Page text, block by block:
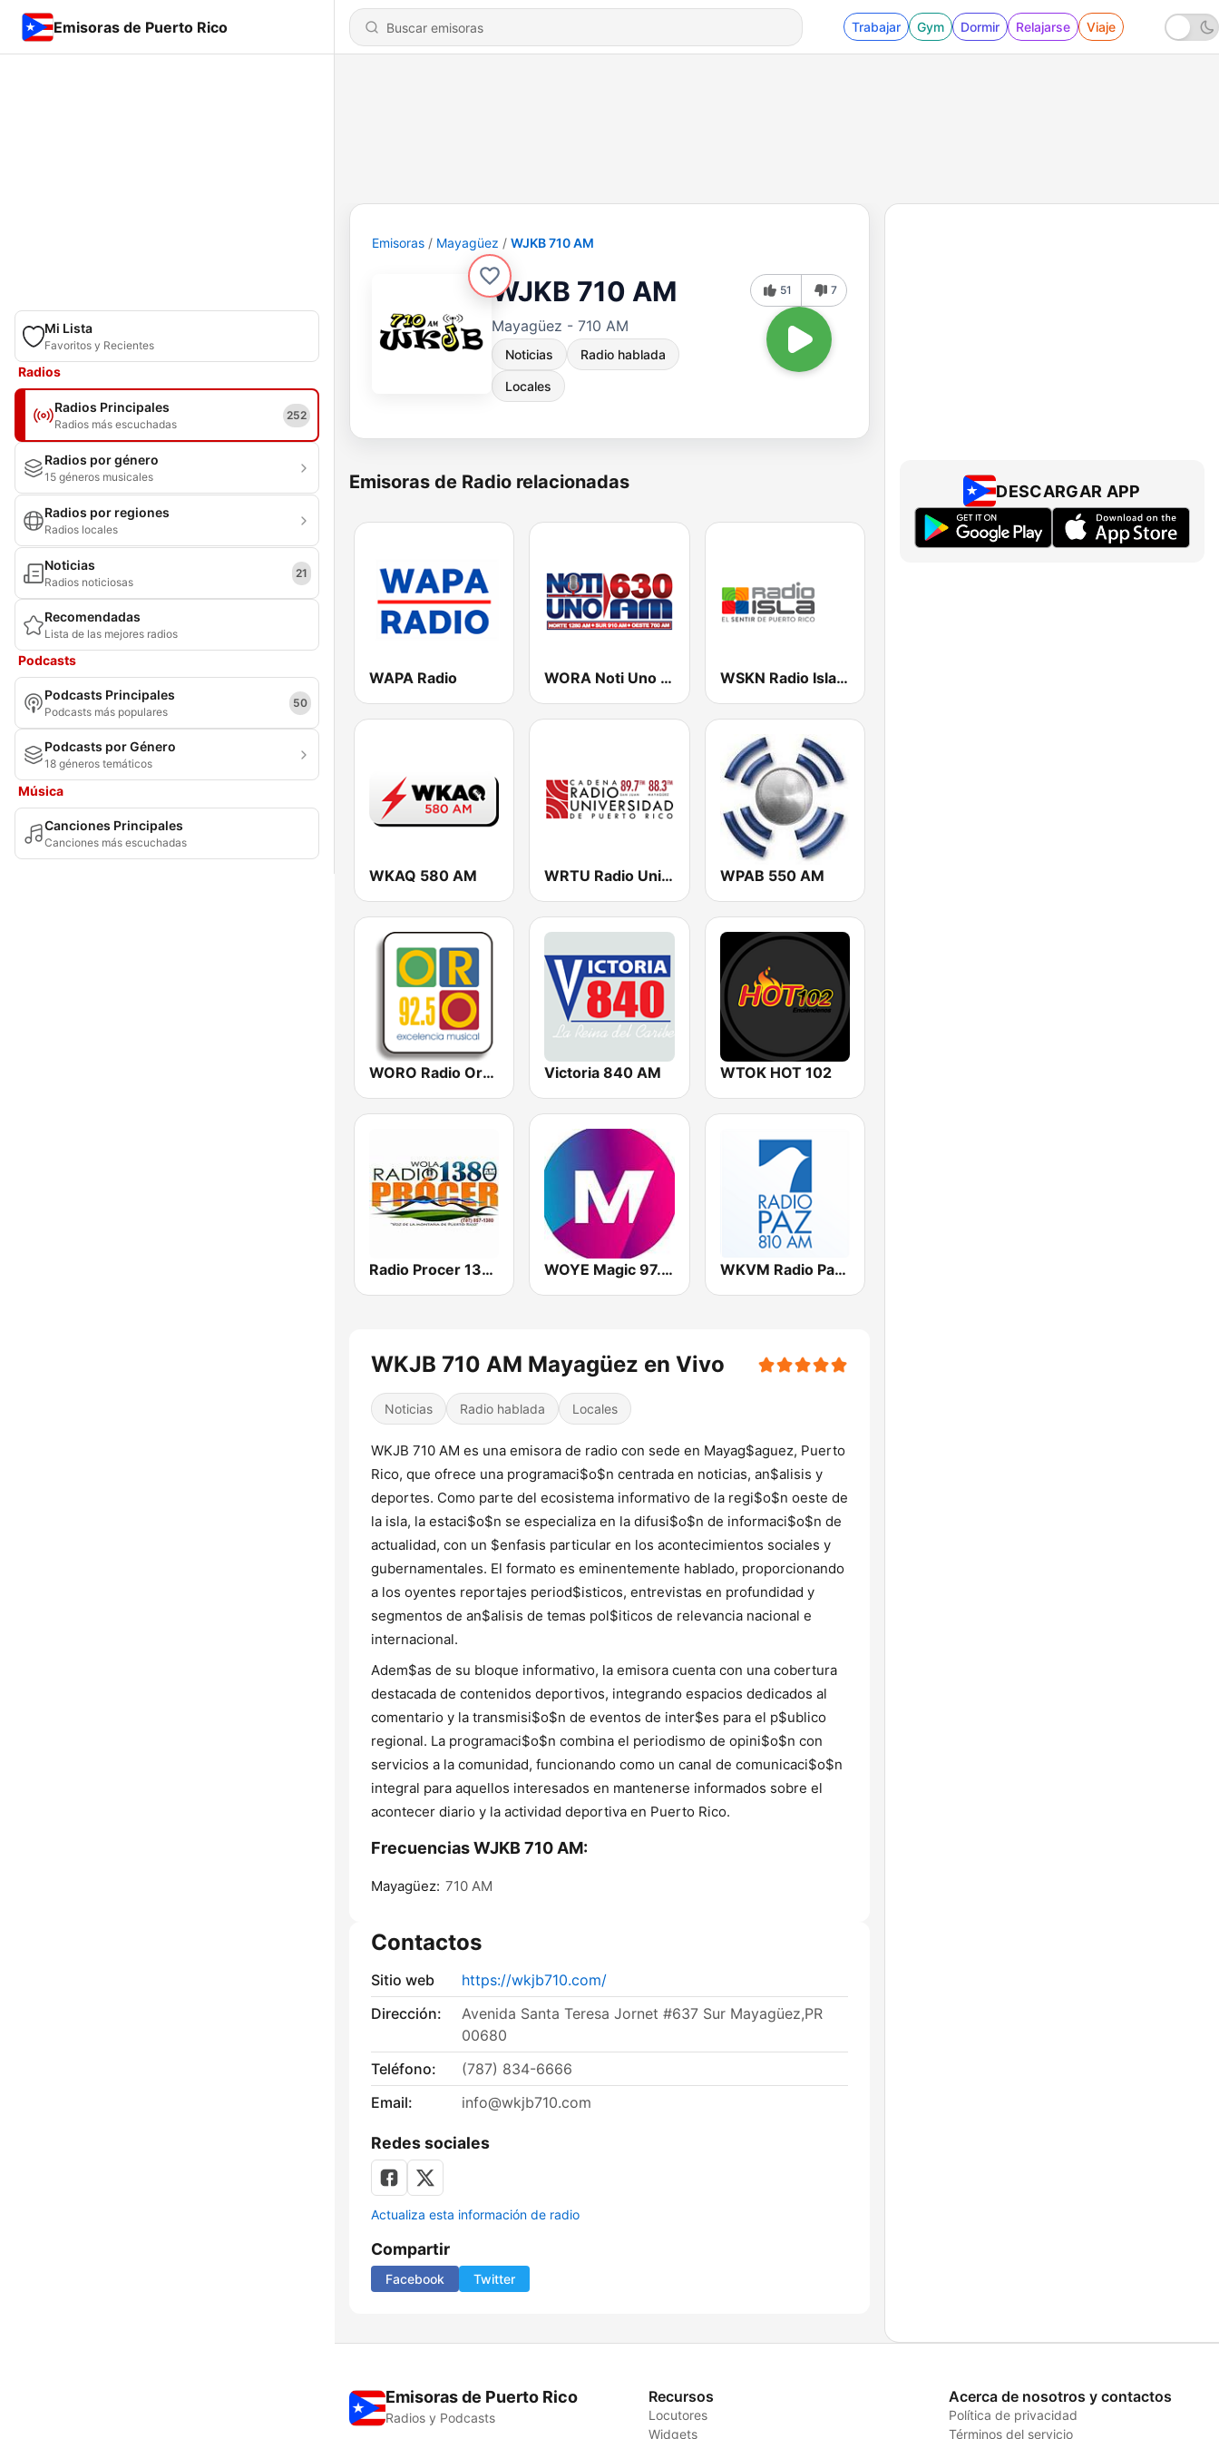
Emisoras de Puerto Rico Trabajar Gym Dormir Relajarse Viaje
Mi Lista
Favoritos y Recientes
Radios
Radios Principales
Radios más escuchadas
252
Radios por género
15 géneros musicales
Radios por regiones
Radios locales
Noticias
Radios noticiosas
21
Recomendadas
Lista de las mejores radios
Podcasts
Podcasts Principales
Podcasts más populares
50
Podcasts por Género
18 géneros temáticos
Música
Canciones Principales
Canciones más escuchadas
Emisoras Mayagüez WJKB 710 AM
WJKB 710 AM
Mayagüez - 710 AM
Noticias Radio hablada
Locales
51 7
Emisoras de Radio relacionadas
WAPA Radio WORA Noti Uno 630 AM WSKN Radio Isla 1320 AM
WKAQ 580 AM WRTU Radio Universidad FM WPAB 550 AM
WORO Radio Oro 92.5 FM Victoria 840 AM WTOK HOT 102
Radio Procer 1380 AM WOYE Magic 97.3 FM WKVM Radio Paz 810 AM
WKJB 710 AM Mayagüez en Vivo
Noticias Radio hablada Locales
WKJB 710 AM es una emisora de radio con sede en Mayag$aguez, Puerto
Rico, que ofrece una programaci$o$n centrada en noticias, an$alisis y
deportes. Como parte del ecosistema informativo de la regi$o$n oeste de
la isla, la estaci$o$n se especializa en la difusi$o$n de informaci$o$n de
actualidad, con un $enfasis particular en los acontecimientos sociales y
gubernamentales. El formato es eminentemente hablado, proporcionando
a los oyentes reportajes period$isticos, entrevistas en profundidad y
segmentos de an$alisis de temas pol$iticos de relevancia nacional e
internacional.
Adem$as de su bloque informativo, la emisora cuenta con una cobertura
destacada de contenidos deportivos, integrando espacios dedicados al
comentario y la transmisi$o$n de eventos de inter$es para el p$ublico
regional. La programaci$o$n combina el periodismo de opini$o$n con
servicios a la comunidad, funcionando como un canal de comunicaci$o$n
integral para aquellos interesados en mantenerse informados sobre el
acontecer diario y la actividad deportiva en Puerto Rico.
Frecuencias WJKB 710 AM:
Mayagüez: 710 AM
Contactos
Sitio web
https://wkjb710.com/
Dirección:
Avenida Santa Teresa Jornet #637 Sur Mayagüez,PR
00680
Teléfono:
(787) 834-6666
Email:
info@wkjb710.com
Redes sociales
Actualiza esta información de radio
Compartir
Facebook Twitter
DESCARGAR APP
Emisoras de Puerto Rico
Radios y Podcasts
Recursos
Locutores
Widgets
Acerca de nosotros y contactos
Política de privacidad
Términos del servicio